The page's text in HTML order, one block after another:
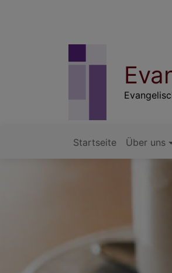
Startseite Über uns